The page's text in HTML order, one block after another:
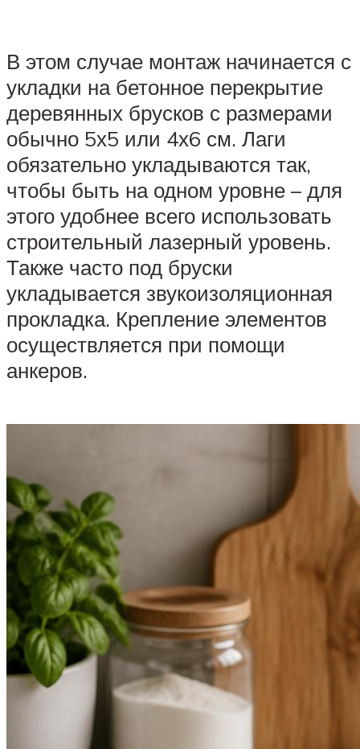
В этом случае монтаж начинается с
укладки на бетонное перекрытие
деревянных брусков с размерами
обычно 5х5 или 4х6 см. Лаги
обязательно укладываются так,
чтобы быть на одном уровне – для
этого удобнее всего использовать
строительный лазерный уровень.
Также часто под бруски
укладывается звукоизоляционная
прокладка. Крепление элементов
осуществляется при помощи
анкеров.